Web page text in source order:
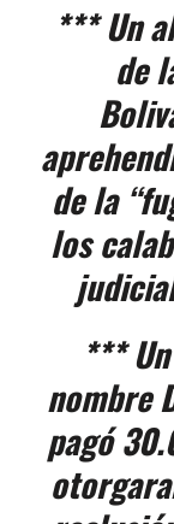
*** Un
de
de la
los
***
nombre
pagó